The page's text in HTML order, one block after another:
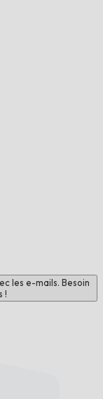
les e-mails. Besoin
!